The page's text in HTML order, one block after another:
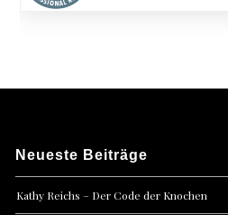
Neueste Beiträge
Kathy Reichs – Der Code der Knochen